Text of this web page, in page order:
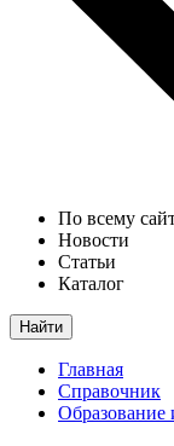
По всему
Новости
Статьи
Каталог
Найти
Главная
Справочник
Образование